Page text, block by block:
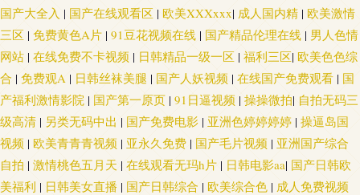
物在线 日本另类性交 av天堂电影网 免费观看黄色电影 91视频回放 久热中文
字幕 亚洲香蕉成人av 欧美传媒91 超碰级品 在线国产二区 www97性交网 人
人爱人人摸 av天堂电影网 欧美色图自拍 91精品导航 色悠悠香蕉 美女人人肏
AV高清在线播放 天天撸天天操 成人豆花社区亚洲 日韩肏屄网站 97国产资源
玖玖精品视频在线 欧美A片在线视频 日韩深夜成人 美女被草软件 超碰91成
国产大全入 | 国产在线观看区 | 欧美XXXxxx| 成人国内精 | 欧美激情
三区 | 免费黄色A片 | 91豆花视频在线 | 国产精品伦理在线 | 男人色情
网站 | 在线免费不卡视频 | 日韩精品一级一区 | 福利三区| 欧美色色综
合 | 免费观A | 日韩丝袜美腿 | 国产人妖视频 | 在线国产免费观看 | 国
产福利激情影院 | 国产第一原页 | 91日逼视频 | 操操微拍| 自拍无码三
级高清 | 另类无码中出 | 国产免费电影 | 亚洲色婷婷婷婷 | 操逼岛国
视频 | 欧美青青青视频 | 亚永久免费 | 国产毛片视频 | 亚洲国产综合
自拍 | 激情桃色五月天 | 在线观看无玛h片 | 日韩电影aa| 国产日韩欧
美福利 | 日韩美女直播 | 国产日韩综合 | 欧美综合色 | 成人免费视频